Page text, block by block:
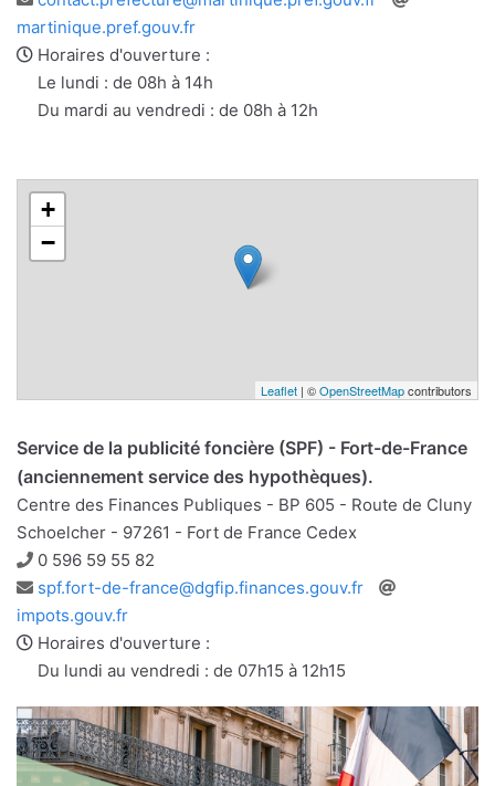
e-
mail
martinique.pref.gouv.fr
Horaires d'ouverture :
Le lundi : de 08h à 14h
Du mardi au vendredi : de 08h à 12h
+
−
Leaflet | ©OpenStreetMapcontributors
Service de la publicité foncière (SPF) - Fort-de-France
(anciennement service des hypothèques).
Centre des Finances Publiques - BP 605 - Route de Cluny
Schoelcher - 97261 - Fort de France Cedex
Téléphone
0 596 59 55 82
Adresse
e-
mail
spf.fort-de-france@dgfip.finances.gouv.fr
impots.gouv.fr
Horaires d'ouverture :
Du lundi au vendredi : de 07h15 à 12h15